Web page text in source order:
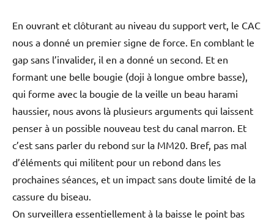
En ouvrant et clôturant au niveau du support vert, le CAC
nous a donné un premier signe de force. En comblant le
gap sans l’invalider, il en a donné un second. Et en
formant une belle bougie (doji à longue ombre basse),
qui forme avec la bougie de la veille un beau harami
haussier, nous avons là plusieurs arguments qui laissent
penser à un possible nouveau test du canal marron. Et
c’est sans parler du rebond sur la MM20. Bref, pas mal
d’éléments qui militent pour un rebond dans les
prochaines séances, et un impact sans doute limité de la
cassure du biseau.
On surveillera essentiellement à la baisse le point bas